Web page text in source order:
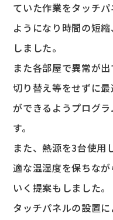
ていた作業をタッチ
ようになり時間の短
しました。
また各部屋で異常が
切り替え等をせずに
ができるようプログ
す。
また、熱源を3台使用
適な温湿度を保ちな
いく提案もしました。
タッチパネルの設置